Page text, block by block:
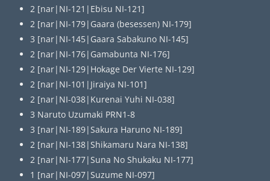
2 [nar|NI-121|Ebisu NI-121]
2 [nar|NI-179|Gaara (besessen) NI-179]
3 [nar|NI-145|Gaara Sabakuno NI-145]
2 [nar|NI-176|Gamabunta NI-176]
2 [nar|NI-129|Hokage Der Vierte NI-129]
2 [nar|NI-101|Jiraiya NI-101]
2 [nar|NI-038|Kurenai Yuhi NI-038]
3 Naruto Uzumaki PRN1-8
3 [nar|NI-189|Sakura Haruno NI-189]
2 [nar|NI-138|Shikamaru Nara NI-138]
2 [nar|NI-177|Suna No Shukaku NI-177]
1 [nar|NI-097|Suzume NI-097]